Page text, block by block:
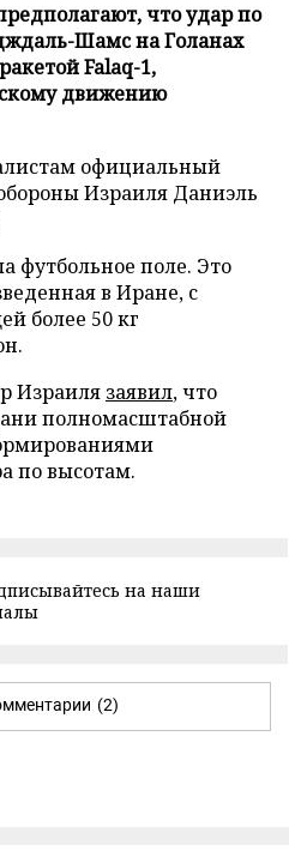
что удар по
Шамс на Голанах
Falaq-1,
движению
официальный
Израиля Даниэль
футбольное поле. Это
в Иране, с
более 50 кг
Израиля заявил, что
полномасштабной
по высотам.
на наши
(2)